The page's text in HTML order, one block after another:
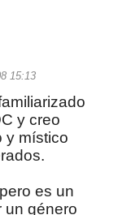
15:13
y creo
y místico
es un
un género